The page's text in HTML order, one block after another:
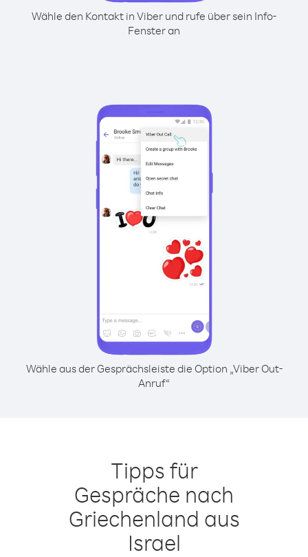
Wähle den Kontakt in Viber und rufe über sein Info-
Fenster an
Wähle aus der Gesprächsleiste die Option „Viber Out-
Anruf“
Tipps für
Gespräche nach
Griechenland aus
Israel